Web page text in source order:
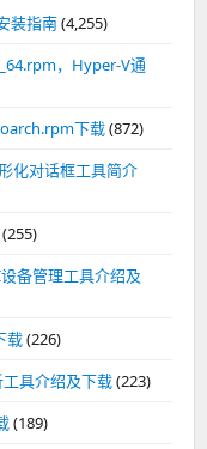
装指南(4,255)
，Hyper-V通
下载(872)
化对话框工具简介
(255)
备管理工具介绍及
载(226)
具介绍及下载(223)
(189)